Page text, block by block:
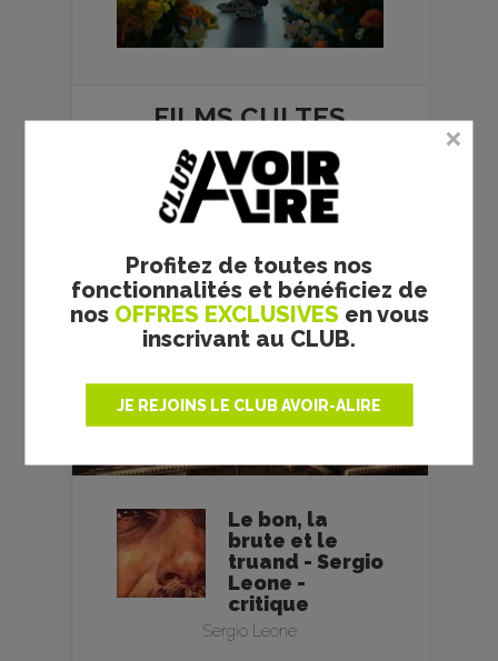
Profitez de toutes nos
fonctionnalités et bénéficiez de
nos OFFRES EXCLUSIVES en vous
inscrivant au CLUB.
JE REJOINS LE CLUB AVOIR-ALIRE
FILMSCULTES
CRITIQUE
Réalisateur :S. S. Rajamouli
Le bon, la
brute et le
truand - Sergio
Leone -
critique
Sergio Leone